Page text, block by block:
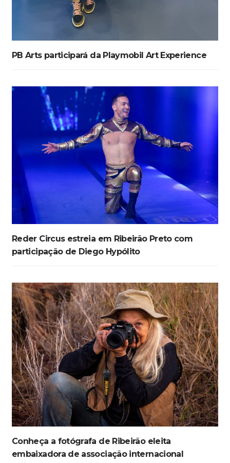
PB Arts participará da Playmobil Art Experience
Reder Circus estreia em Ribeirão Preto com
participação de Diego Hypólito
Conheça a fotógrafa de Ribeirão eleita
embaixadora de associação internacional